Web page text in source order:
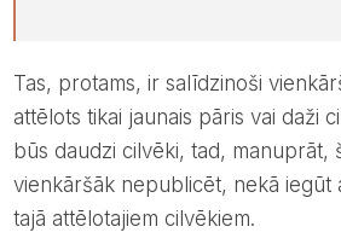
Tas, protams, ir salīdzinoši vienkārši, ja fotogrāfijā ir
attēlots tikai jaunais pāris vai daži
būs daudzi cilvēki, tad, manuprāt,
vienkāršāk nepublicēt, nekā iegūt
tajā attēlotajiem cilvēkiem.